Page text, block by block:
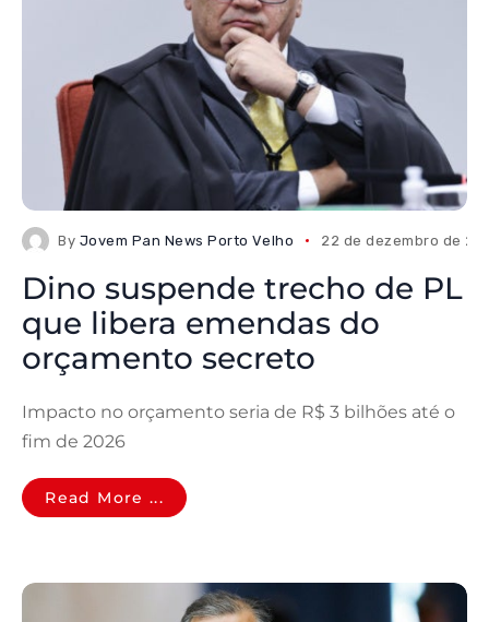
By Jovem Pan News Porto Velho 22 de dezembro de
Dino suspende trecho de PL
que libera emendas do
orçamento secreto
Impacto no orçamento seria de R$ 3 bilhões até o
fim de 2026
Read More ...